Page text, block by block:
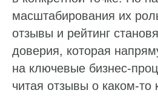
масштабирования их
отзывы и рейтинг
доверия, которая
на ключевые бизнес-
читая отзывы о каком-то